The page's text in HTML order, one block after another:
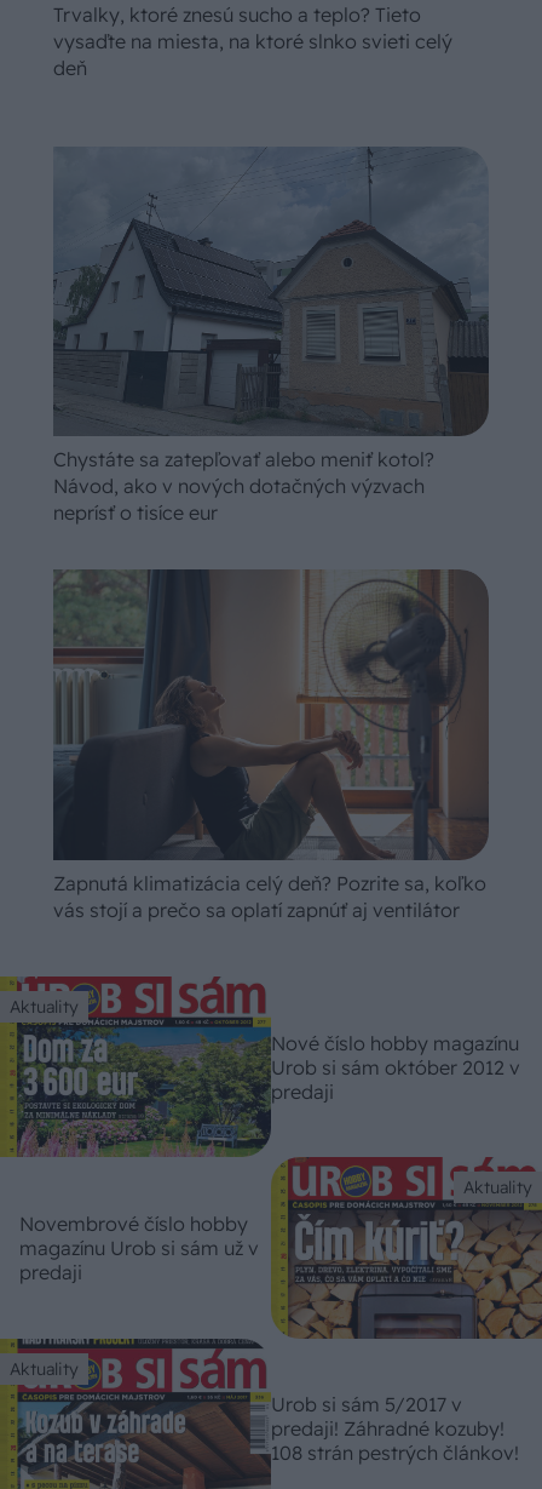
Trvalky, ktoré znesú sucho a teplo? Tieto
vysaďte na miesta, na ktoré slnko svieti celý
deň
Chystáte sa zatepľovať alebo meniť kotol?
Návod, ako v nových dotačných výzvach
neprísť o tisíce eur
Zapnutá klimatizácia celý deň? Pozrite sa, koľko
vás stojí a prečo sa oplatí zapnúť aj ventilátor
Aktuality
Nové číslo hobby magazínu
Urob si sám október 2012 v
predaji
Aktuality
Novembrové číslo hobby
magazínu Urob si sám už v
predaji
Aktuality
Urob si sám 5/2017 v
predaji! Záhradné kozuby!
108 strán pestrých článkov!